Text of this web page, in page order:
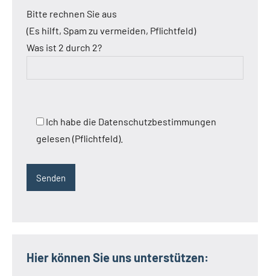
Bitte rechnen Sie aus
(Es hilft, Spam zu vermeiden, Pflichtfeld)
Was ist 2 durch 2?
Ich habe die Datenschutzbestimmungen
gelesen (Pflichtfeld).
Hier können Sie uns unterstützen: